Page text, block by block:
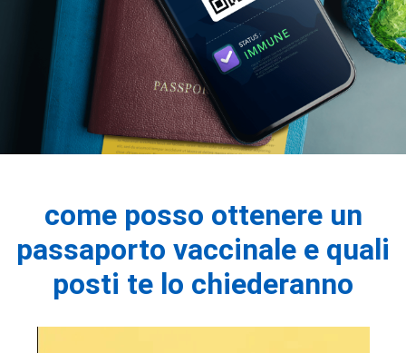
come posso ottenere un
passaporto vaccinale e quali
posti te lo chiederanno